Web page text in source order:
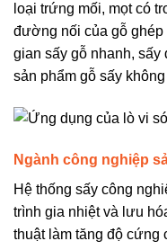
loại trứng mối, mọt có
đường nối của gỗ
gian sấy gỗ nhanh,
sản phẩm gỗ sấy
Ngành công nghiệp
Hệ thống sấy công
trình gia nhiệt và lưu
thuật làm tăng độ cứng